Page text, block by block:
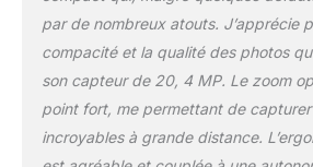
par de nombreux atouts. J’apprécie
compacité et la qualité des photos
son capteur de 20, 4 MP. Le zoom
point fort, me permettant de
incroyables à grande distance.